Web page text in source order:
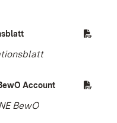
(Öffnet in neuem
Account(Öffnet in
BewO